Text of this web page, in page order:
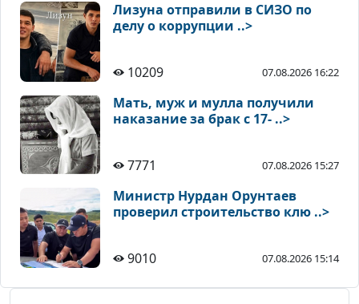
Лизуна отправили в СИЗО по
делу о коррупции ..>
10209 07.08.2026 16:22
Мать, муж и мулла получили
наказание за брак с 17- ..>
7771 07.08.2026 15:27
Министр Нурдан Орунтаев
проверил строительство клю ..>
9010 07.08.2026 15:14